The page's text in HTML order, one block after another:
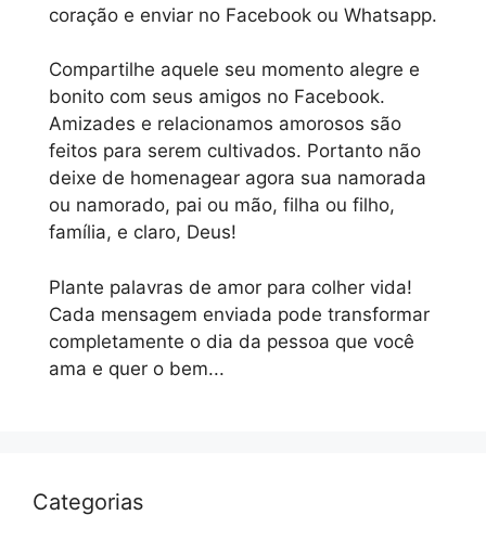
coração e enviar no Facebook ou Whatsapp.
Compartilhe aquele seu momento alegre e
bonito com seus amigos no Facebook.
Amizades e relacionamos amorosos são
feitos para serem cultivados. Portanto não
deixe de homenagear agora sua namorada
ou namorado, pai ou mão, filha ou filho,
família, e claro, Deus!
Plante palavras de amor para colher vida!
Cada mensagem enviada pode transformar
completamente o dia da pessoa que você
ama e quer o bem...
Categorias